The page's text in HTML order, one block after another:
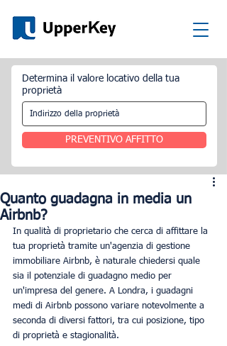
Determina il valore locativo della tua
proprietà
PREVENTIVO AFFITTO
Quanto guadagna in media un
Airbnb?
In qualità di proprietario che cerca di affittare la
tua proprietà tramite un'agenzia di gestione
immobiliare Airbnb, è naturale chiedersi quale
sia il potenziale di guadagno medio per
un'impresa del genere. A Londra, i guadagni
medi di Airbnb possono variare notevolmente a
seconda di diversi fattori, tra cui posizione, tipo
di proprietà e stagionalità.